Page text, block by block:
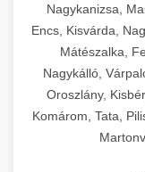
Nagykanizsa,
Encs, Kisvárda,
Mátészalka,
Nagykálló,
Oroszlány,
Komárom, Tata,